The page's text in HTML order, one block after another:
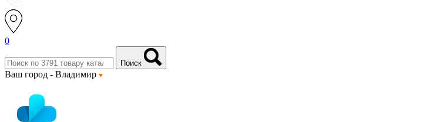
0
Поиск
Ваш город - Владимир